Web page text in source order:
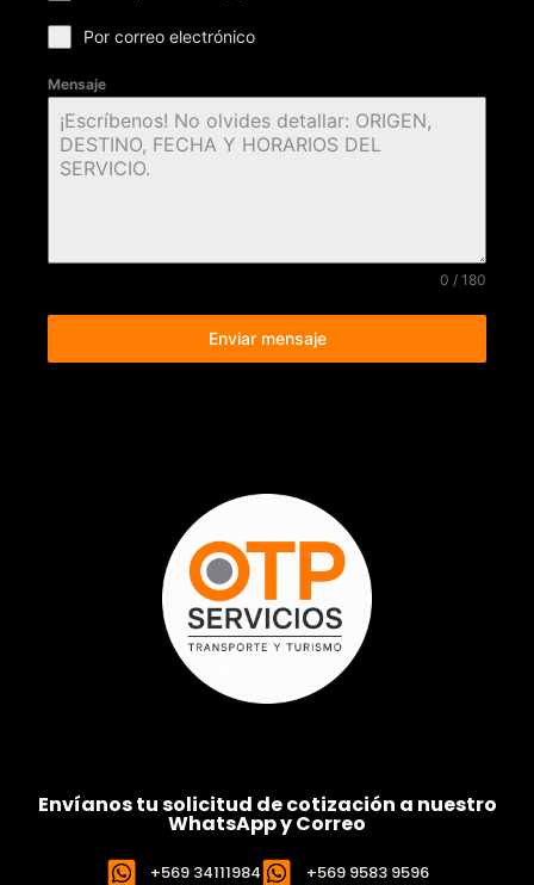
Por correo electrónico
Mensaje
0 / 180
Enviar mensaje
Envíanos tu solicitud de cotización a nuestro
WhatsApp y Correo
+569 34111984 +569 9583 9596